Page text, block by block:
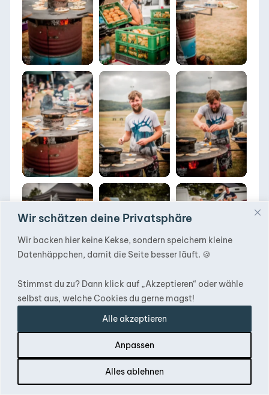
Wir schätzen deine Privatsphäre
Wir backen hier keine Kekse, sondern speichern kleine
Datenhäppchen, damit die Seite besser läuft. 🍪
Stimmst du zu? Dann klick auf „Akzeptieren“ oder wähle
selbst aus, welche Cookies du gerne magst!
Anpassen
Alles ablehnen
Alle akzeptieren
DACHZELT POPUP
Thulba 2022
DACHZELT POPUP
Thulba 2022
DACHZELT POPUP
Thulba 2022
DACHZELT POPUP
Thulba 2022
DACHZELT POPUP
Thulba 2022
DACHZELT POPUP
Thulba 2022
Thulba 2022
Thulba 2022
Thulba 2022
DACHZELT POPUP